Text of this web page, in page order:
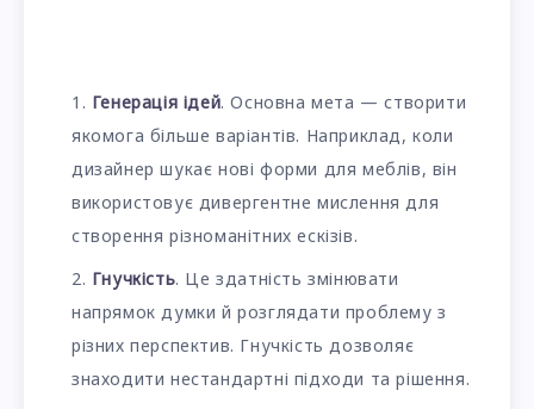
Генерація ідей. Основна мета — створити
якомога більше варіантів. Наприклад, коли
дизайнер шукає нові форми для меблів, він
використовує дивергентне мислення для
створення різноманітних ескізів.
Гнучкість. Це здатність змінювати
напрямок думки й розглядати проблему з
різних перспектив. Гнучкість дозволяє
знаходити нестандартні підходи та рішення.